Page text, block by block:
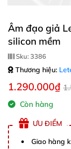
Âm đạo giả
silicon mềm
Sku:3386
Thương hiệu:
1.290.000₫
Còn hàng
ƯU ĐIỂM
Giao hàng